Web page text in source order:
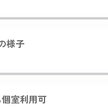
様子
室利用可